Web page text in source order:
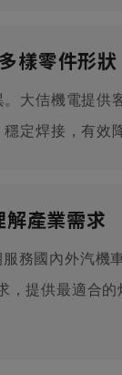
樣零件形狀
大佶機電提供
定焊接，有效
產業需求
務國內外汽機
提供最適合